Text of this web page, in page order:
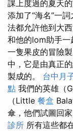
課上度過的夏天的
添加了“海名”一
法都允許他到大
和他的lom助手一
一隻果皮的冒險
中，它是由真正
製成的。 台中月
點 我們的英雄（
（Little 餐盒
傘，他們試圖回家
診所 所有這些都